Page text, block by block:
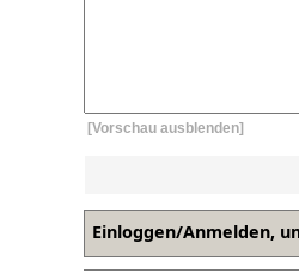
[Vorschau ausblenden]